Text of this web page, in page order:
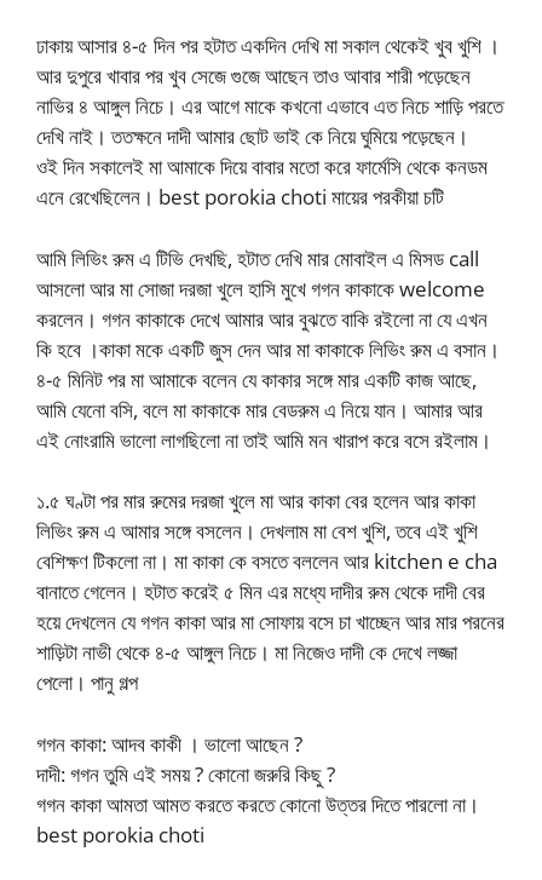
ঢাকায় আসার ৪-৫ দিন পর হটাত একদিন দেখি মা সকাল থেকেই খুব খুশি ।
আর দুপুরে খাবার পর খুব সেজে গুজে আছেন তাও আবার শারী পড়েছেন
নাভির ৪ আঙ্গুল নিচে। এর আগে মাকে কখনো এভাবে এত নিচে শাড়ি পরতে
দেখি নাই। ততক্ষনে দাদী আমার ছোট ভাই কে নিয়ে ঘুমিয়ে পড়েছেন।
ওই দিন সকালেই মা আমাকে দিয়ে বাবার মতো করে ফার্মেসি থেকে কনডম
এনে রেখেছিলেন। best porokia choti মায়ের পরকীয়া চটি
আমি লিভিং রুম এ টিভি দেখছি, হটাত দেখি মার মোবাইল এ মিসড call
আসলো আর মা সোজা দরজা খুলে হাসি মুখে গগন কাকাকে welcome
করলেন। গগন কাকাকে দেখে আমার আর বুঝতে বাকি রইলো না যে এখন
কি হবে ।কাকা মকে একটি জুস দেন আর মা কাকাকে লিভিং রুম এ বসান।
৪-৫ মিনিট পর মা আমাকে বলেন যে কাকার সঙ্গে মার একটি কাজ আছে,
আমি যেনো বসি, বলে মা কাকাকে মার বেডরুম এ নিয়ে যান। আমার আর
এই নোংরামি ভালো লাগছিলো না তাই আমি মন খারাপ করে বসে রইলাম।
১.৫ ঘণ্টা পর মার রুমের দরজা খুলে মা আর কাকা বের হলেন আর কাকা
লিভিং রুম এ আমার সঙ্গে বসলেন। দেখলাম মা বেশ খুশি, তবে এই খুশি
বেশিক্ষণ টিকলো না। মা কাকা কে বসতে বললেন আর kitchen e cha
বানাতে গেলেন। হটাত করেই ৫ মিন এর মধ্যে দাদীর রুম থেকে দাদী বের
হয়ে দেখলেন যে গগন কাকা আর মা সোফায় বসে চা খাচ্ছেন আর মার পরনের
শাড়িটা নাভী থেকে ৪-৫ আঙ্গুল নিচে। মা নিজেও দাদী কে দেখে লজ্জা
পেলো। পানু গল্প
গগন কাকা: আদব কাকী । ভালো আছেন ?
দাদী: গগন তুমি এই সময় ? কোনো জরুরি কিছু ?
গগন কাকা আমতা আমত করতে করতে কোনো উত্তর দিতে পারলো না।
best porokia choti